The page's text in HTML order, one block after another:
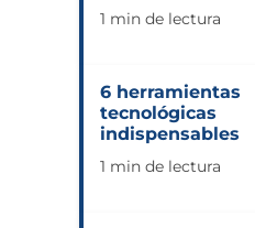
1 min de lectura
6 herramientas
tecnológicas
indispensables
1 min de lectura